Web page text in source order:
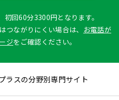
回60分3300円となります。
つながりにくい場合は、
お電話が
ジをご確認ください。
ラスの分野別専門サイト